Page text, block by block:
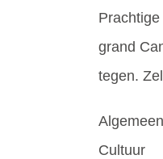
grand
tegen.
Algemeen
Cultuur